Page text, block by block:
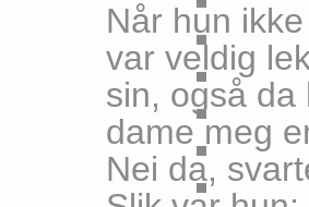
Når hun
var veldig
sin, også da
dame meg
Nei da,